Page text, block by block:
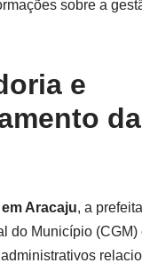
sobre a
e
Aracaju, a
do Município (CGM)